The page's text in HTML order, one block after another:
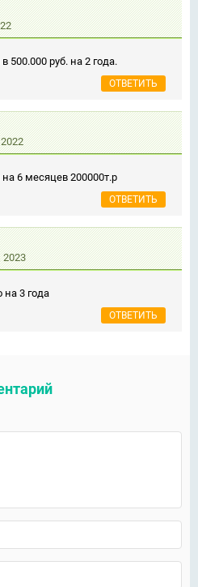
500.000 руб. на 2 года.
ОТВЕТИТЬ
6 месяцев 200000т.р
ОТВЕТИТЬ
2023
на 3 года
ОТВЕТИТЬ